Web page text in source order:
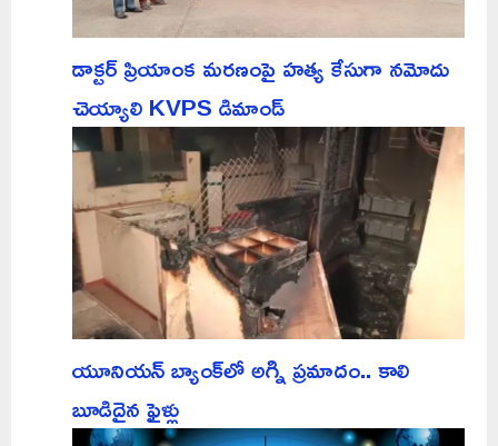
డాక్టర్ ప్రియాంక మరణంపై హత్య కేసుగా నమోదు
చెయ్యాలి KVPS డిమాండ్
యూనియన్ బ్యాంక్‌లో అగ్ని ప్రమాదం.. కాలి
బూడిదైన ఫైళ్లు